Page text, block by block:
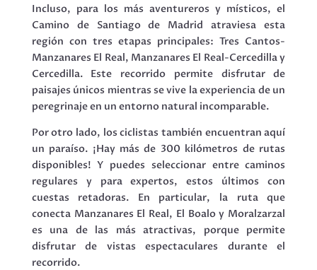
Incluso, para los más aventureros y místicos, el
Camino de Santiago de Madrid atraviesa esta
región con tres etapas principales: Tres Cantos-
Manzanares El Real, Manzanares El Real-Cercedilla y
Cercedilla. Este recorrido permite disfrutar de
paisajes únicos mientras se vive la experiencia de un
peregrinaje en un entorno natural incomparable.
Por otro lado, los ciclistas también encuentran aquí
un paraíso. ¡Hay más de 300 kilómetros de rutas
disponibles! Y puedes seleccionar entre caminos
regulares y para expertos, estos últimos con
cuestas retadoras. En particular, la ruta que
conecta Manzanares El Real, El Boalo y Moralzarzal
es una de las más atractivas, porque permite
disfrutar de vistas espectaculares durante el
recorrido.